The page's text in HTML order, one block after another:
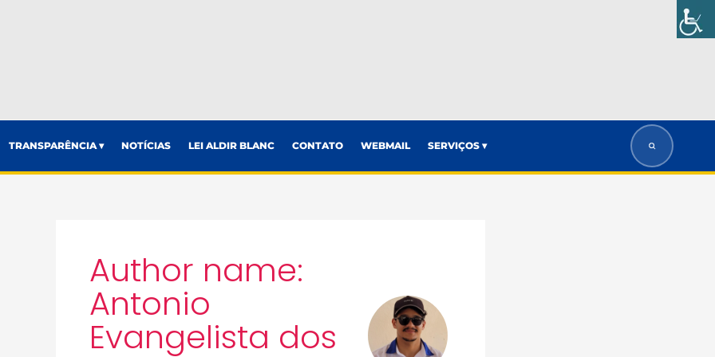
TRANSPARÊNCIA ▾ NOTÍCIAS LEI ALDIR BLANC CONTATO WEBMAIL SERVIÇOS ▾
Author name:
Antonio
Evangelista dos